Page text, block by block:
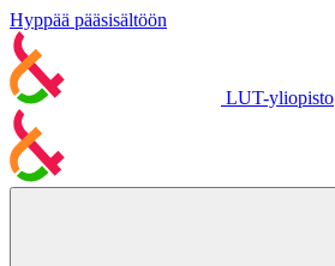
Hyppää pääsisältöön
LUT-yliopisto